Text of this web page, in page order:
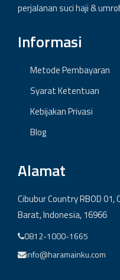
perjalanan suci haji &
Informasi
Metode Pembayaran
Syarat Ketentuan
Kebijakan Privasi
Blog
Alamat
Cibubur Country RBOD 01,
Barat, Indonesia, 16966
0812-1000-1665
info@haramainku.com